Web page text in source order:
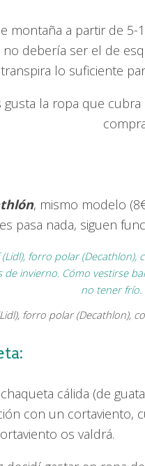
montaña a partir de 5-
debería ser el de
lo suficiente
gusta la ropa que
, mismo modelo
pasa nada, siguen
forro polar (Decathlon),
cálida (de
con un cortaviento,
os valdrá.